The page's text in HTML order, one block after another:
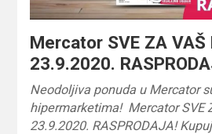
Mercator SVE ZA VAŠ
23.9.2020.
Neodoljiva ponuda u Mercator
hipermarketima! Mercator SVE
23.9.2020. RASPRODAJA!